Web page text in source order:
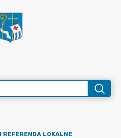
REFERENDA LOKALNE